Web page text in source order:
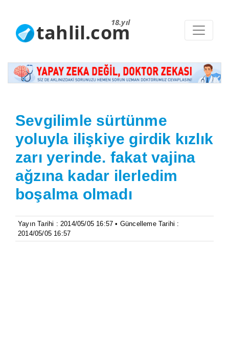
18.yıl
tahlil.com
Sevgilimle sürtünme
yoluyla ilişkiye girdik kızlık
zarı yerinde. fakat vajina
ağzına kadar ilerledim
boşalma olmadı
Yayın Tarihi : 2014/05/05 16:57 • Güncelleme Tarihi :
2014/05/05 16:57